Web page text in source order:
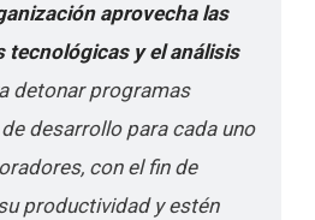
aprovecha las
tecnológicas y el análisis
detonar programas
desarrollo para cada uno
con el fin de
productividad y estén